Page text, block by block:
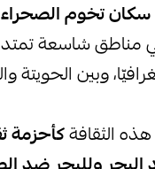
سكان تخوم الصحراء
مناطق شاسعة تمتد
وبين الحويتة
الثقافةكأحزمة